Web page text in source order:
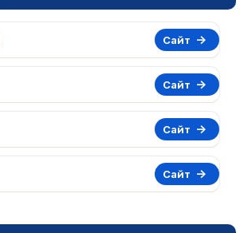
Сайт
Сайт
Сайт
Сайт